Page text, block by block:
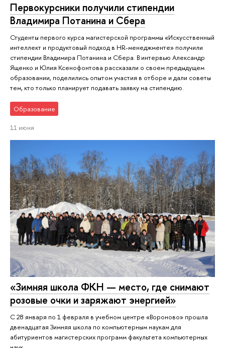
Первокурсники получили стипендии
Владимира Потанина и Сбера
Студенты первого курса магистерской программы «Искусственный
интеллект и продуктовый подход в HR-менеджменте» получили
стипендии Владимира Потанина и Сбера. В интервью Александр
Ященко и Юлия Ксенофонтова рассказали о своем предыдущем
образовании, поделились опытом участия в отборе и дали советы
тем, кто только планирует подавать заявку на стипендию.
Образование
11 июня
«Зимняя школа ФКН — место, где снимают
розовые очки и заряжают энергией»
С 28 января по 1 февраля в учебном центре «Вороново» прошла
двенадцатая Зимняя школа по компьютерным наукам для
абитуриентов магистерских программ факультета компьютерных